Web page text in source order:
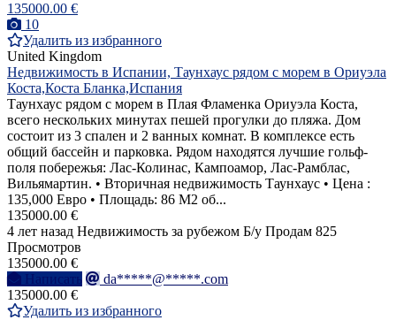
135000.00 €
10
Удалить из избранного
United Kingdom
Недвижимость в Испании, Таунхаус рядом с морем в Ориуэла
Коста,Коста Бланка,Испания
Таунхаус рядом с морем в Плая Фламенка Ориуэла Коста,
всего нескольких минутах пешей прогулки до пляжа. Дом
состоит из 3 спален и 2 ванных комнат. В комплексе есть
общий бассейн и парковка. Рядом находятся лучшие гольф-
поля побережья: Лас-Колинас, Кампоамор, Лас-Рамблас,
Вильямартин. • Вторичная недвижимость Таунхаус • Цена :
135,000 Евро • Площадь: 86 M2 об...
135000.00 €
4 лет назад Недвижимость за рубежом Б/у Продам 825
Просмотров
135000.00 €
Написать
da*****@*****.com
135000.00 €
Удалить из избранного